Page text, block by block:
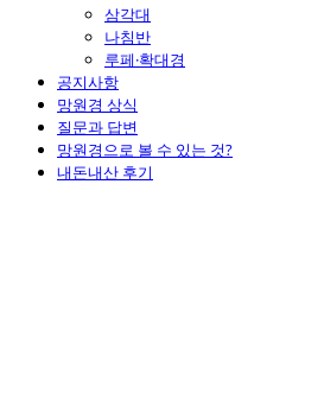
삼각대
나침반
루페·확대경
공지사항
망원경 상식
질문과 답변
망원경으로 볼 수 있는 것?
내돈내산 후기